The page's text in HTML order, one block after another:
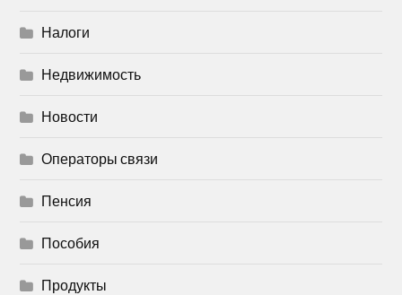
Налоги
Недвижимость
Новости
Операторы связи
Пенсия
Пособия
Продукты